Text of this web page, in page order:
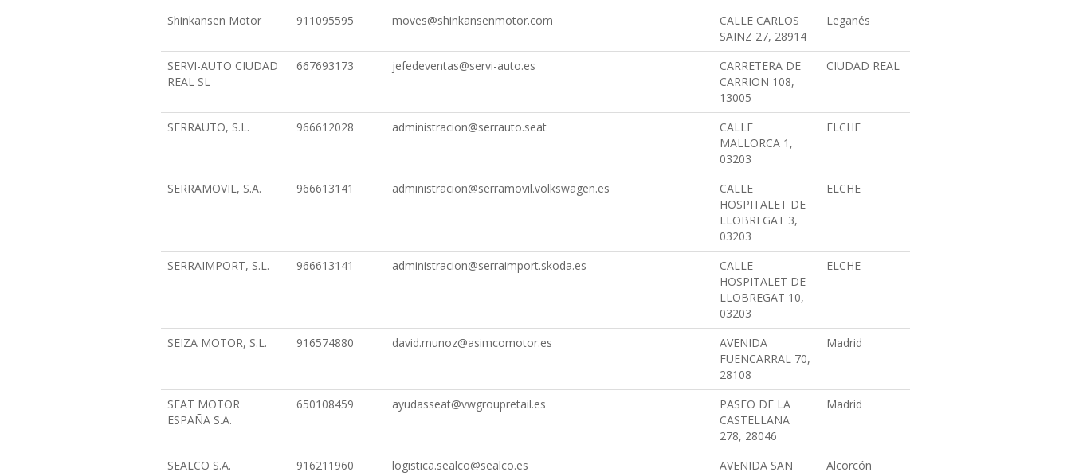
Shinkansen Motor 911095595 moves@shinkansenmotor.com
CALLE CARLOS
SAINZ 27, 28914
Leganés
SERVI-AUTO CIUDAD
REAL SL
667693173 jefedeventas@servi-auto.es
CARRETERA DE
CARRION 108,
13005
CIUDAD REAL
SERRAUTO, S.L. 966612028 administracion@serrauto.seat
CALLE
MALLORCA 1,
03203
ELCHE
SERRAMOVIL, S.A. 966613141 administracion@serramovil.volkswagen.es
CALLE
HOSPITALET DE
LLOBREGAT 3,
03203
ELCHE
SERRAIMPORT, S.L. 966613141 administracion@serraimport.skoda.es
CALLE
HOSPITALET DE
LLOBREGAT 10,
03203
ELCHE
SEIZA MOTOR, S.L. 916574880 david.munoz@asimcomotor.es
AVENIDA
FUENCARRAL 70,
28108
Madrid
SEAT MOTOR
ESPAÑA S.A.
650108459 ayudasseat@vwgroupretail.es
PASEO DE LA
CASTELLANA
278, 28046
Madrid
SEALCO S.A. 916211960 logistica.sealco@sealco.es
AVENIDA SAN
Alcorcón